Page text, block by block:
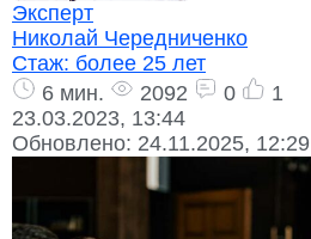
Эксперт
Николай Чередниченко
Стаж: более 25 лет
6 мин.
2092 0
1
23.03.2023, 13:44
Обновлено: 24.11.2025, 12:29